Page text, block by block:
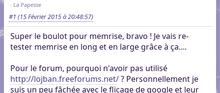
La Papesse
#1 (15 Février 2015 à 20:48:57)
Super le boulot pour memrise, bravo ! Je vais re-
tester memrise en long et en large grâce à ça....
Pour le forum, pourquoi n'avoir pas utilisé
http://lojban.freeforums.net/? Personnellement je
suis un peu fâchée avec le flicage de google et leur